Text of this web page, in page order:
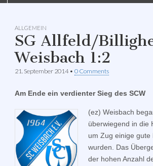
ALLGEMEIN
SG Allfeld/
Weisbach 1:2
21. September 2014• 0 Comments
Am Ende ein verdienter Sieg des SCW
(ez) Weisbach
überwiegend in die
um Zug einige gute
wurden. Das
der hohen Anzahl